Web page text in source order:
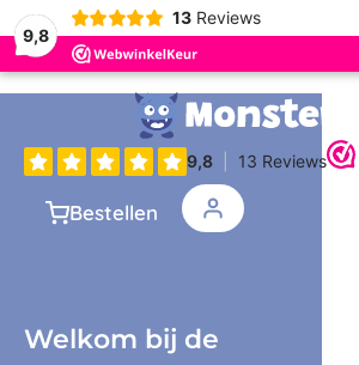
9,8
13 Reviews
Bestellen
Welkom bij de